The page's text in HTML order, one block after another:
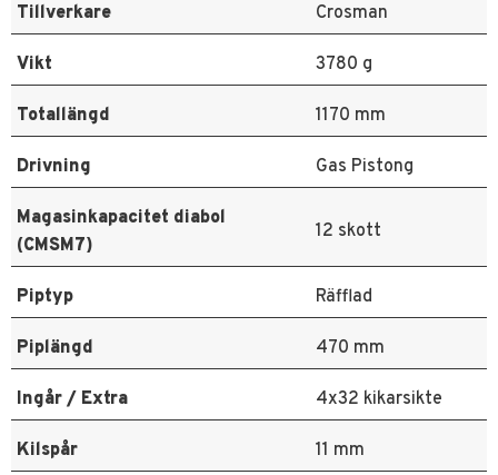
Tillverkare
Crosman
Vikt 3780 g
Totallängd 1170 mm
Drivning Gas Pistong
Magasinkapacitet diabol
(CMSM7)
12 skott
Piptyp Räfflad
Piplängd 470 mm
Ingår / Extra 4x32 kikarsikte
Kilspår 11 mm